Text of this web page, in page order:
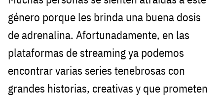
género porque les brinda una buena dosis
de adrenalina. Afortunadamente, en las
plataformas de streaming ya podemos
encontrar varias series tenebrosas con
grandes historias, creativas y que prometen